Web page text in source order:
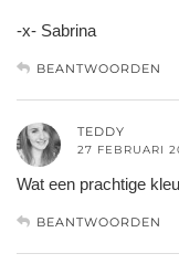
-x- Sabrina
BEANTWOORDEN
TEDDY
27 FEBRUARI
Wat een prachtige
BEANTWOORDEN